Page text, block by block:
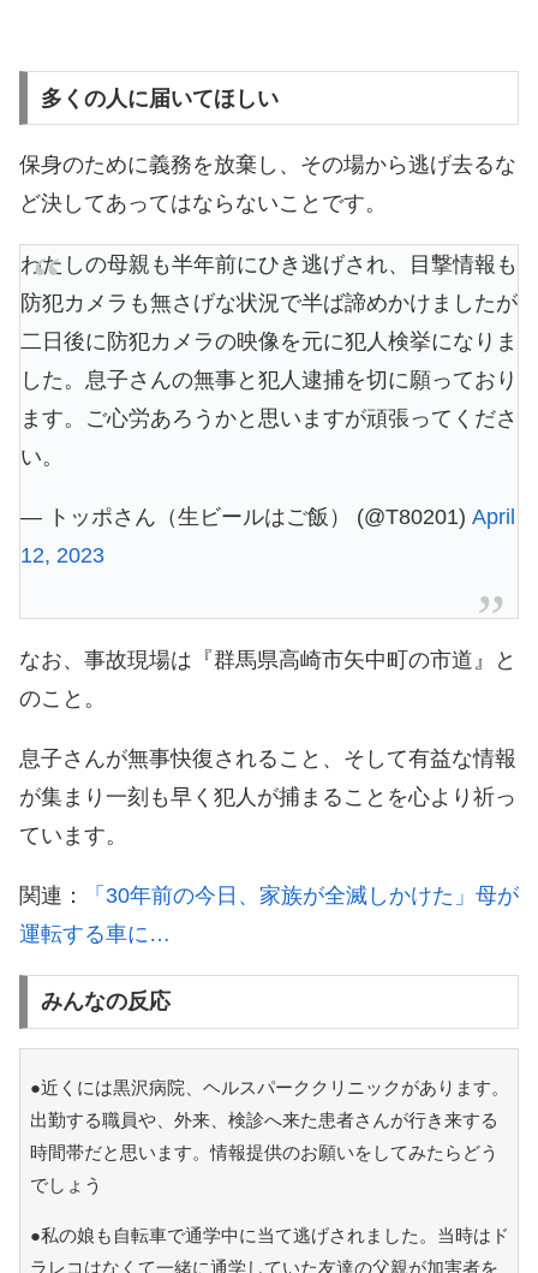
多くの人に届いてほしい
保身のために義務を放棄し、その場から逃げ去るな
ど決してあってはならないことです。
わたしの母親も半年前にひき逃げされ、目撃情報も
防犯カメラも無さげな状況で半ば諦めかけましたが
二日後に防犯カメラの映像を元に犯人検挙になりま
した。息子さんの無事と犯人逮捕を切に願っており
ます。ご心労あろうかと思いますが頑張ってくださ
い。
— トッポさん（生ビールはご飯） (@T80201) April
12, 2023
なお、事故現場は『群馬県高崎市矢中町の市道』と
のこと。
息子さんが無事快復されること、そして有益な情報
が集まり一刻も早く犯人が捕まることを心より祈っ
ています。
関連：
「30年前の今日、家族が全滅しかけた」母が
運転する車に…
みんなの反応
●近くには黒沢病院、ヘルスパーククリニックがあります。
出勤する職員や、外来、検診へ来た患者さんが行き来する
時間帯だと思います。情報提供のお願いをしてみたらどう
でしょう
●私の娘も自転車で通学中に当て逃げされました。当時はド
ラレコはなくて一緒に通学していた友達の父親が加害者を